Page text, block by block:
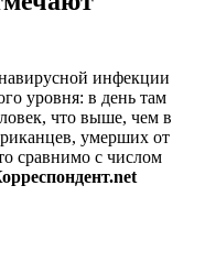
инфекции
уровня: в день там
что выше, чем в
умерших от
сравнимо с числом